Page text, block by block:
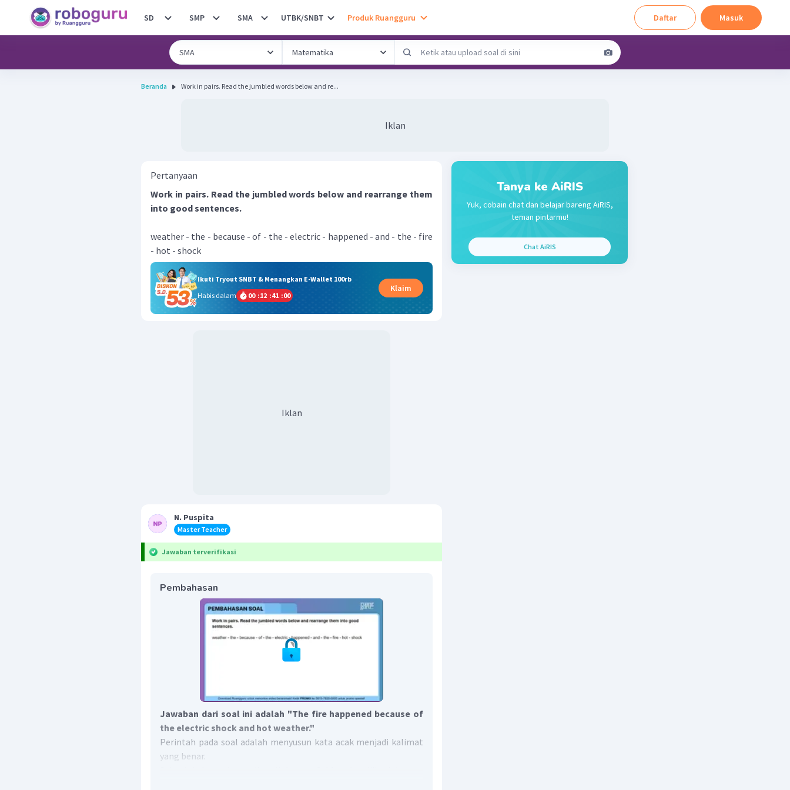
SD SMP SMA UTBK/SNBT Produk Ruangguru Daftar Masuk
Beranda Work in pairs. Read the jumbled words below and re...
Iklan
Pertanyaan
Work in pairs. Read the jumbled words below and rearrange them
into good sentences.
weather - the - because - of - the - electric - happened - and - the - fire
- hot - shock
Ikuti Tryout SNBT & Menangkan E-Wallet 100rb
Habis dalam
00 :12 :40 :59
Klaim
Iklan
N. Puspita
Master Teacher
Jawaban terverifikasi
Pembahasan
Jawaban dari soal ini adalah "The fire happened because of
the electric shock and hot weather."
Perintah pada soal adalah menyusun kata acak menjadi kalimat
yang benar.
Tanya ke AiRIS
Yuk, cobain chat dan belajar bareng AiRIS,
teman pintarmu!
Chat AiRIS